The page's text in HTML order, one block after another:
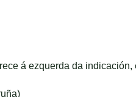
á ezquerda da